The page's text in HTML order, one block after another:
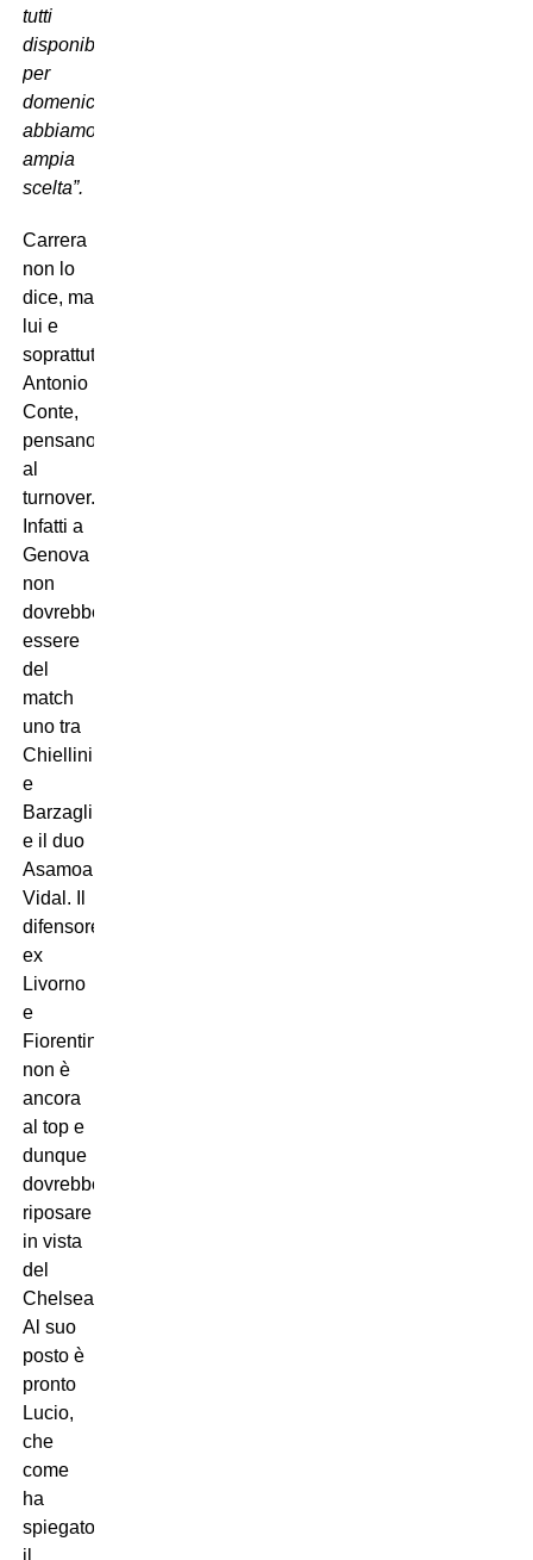
tutti
disponibili,
per
domenica
abbiamo
ampia
scelta”.
Carrera
non lo
dice, ma
lui e
soprattutto
Antonio
Conte,
pensano
al
turnover.
Infatti a
Genova
non
dovrebbero
essere
del
match
uno tra
Chiellini
e
Barzagli
e il duo
Asamoah-
Vidal. Il
difensore
ex
Livorno
e
Fiorentina
non è
ancora
al top e
dunque
dovrebbe
riposare
in vista
del
Chelsea.
Al suo
posto è
pronto
Lucio,
che
come
ha
spiegato